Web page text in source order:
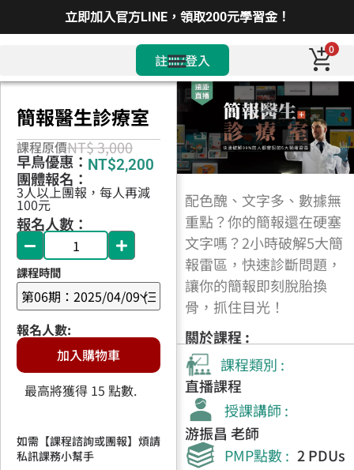
立即加入官方LINE，領取200元學習金！
註冊/登入
0
配色醜、文字多、數據無
重點？你的簡報還在硬塞
文字嗎？2小時破解5大簡
報雷區，快速診斷問題，
讓你的簡報即刻脫胎換
骨，抓住目光！
關於課程 :
課程類別 :
直播課程
授課講師 :
游振昌 老師
PMP點數 : 2 PDUs
簡報醫生診療室
課程原價NT$ 3,000
早鳥優惠： NT$2,200
團體報名：
3人以上團報，每人再減
100元
報名人數：
課程時間
加入購物車
最高將獲得 15 點數.
如需【課程諮詢或團報】煩請
私訊課務小幫手